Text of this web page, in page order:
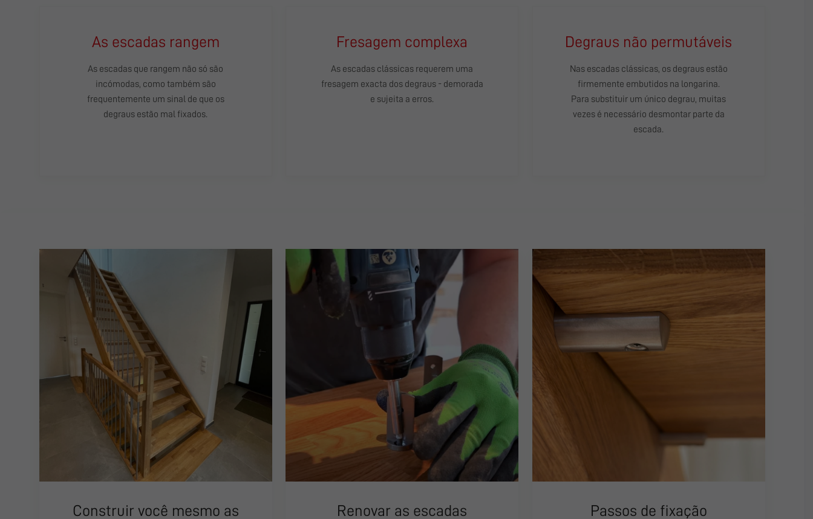
As escadas rangem
As escadas que rangem não só são
incómodas, como também são
frequentemente um sinal de que os
degraus estão mal fixados.
Fresagem complexa
As escadas clássicas requerem uma
fresagem exacta dos degraus - demorada
e sujeita a erros.
Degraus não permutáveis
Nas escadas clássicas, os degraus estão
firmemente embutidos na longarina.
Para substituir um único degrau, muitas
vezes é necessário desmontar parte da
escada.
Construir você mesmo as
Renovar as escadas Passos de fixação